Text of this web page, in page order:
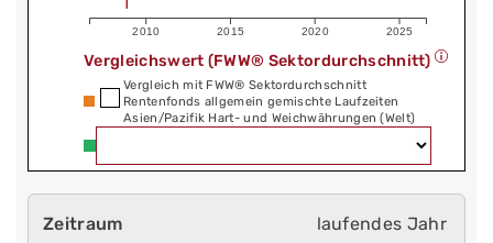
2010 2015 2020 2025
Vergleichswert (FWW® Sektordurchschnitt)
Vergleich mit FWW® Sektordurchschnitt
Rentenfonds allgemein gemischte Laufzeiten
Asien/Pazifik Hart- und Weichwährungen (Welt)
laufendes Jahr